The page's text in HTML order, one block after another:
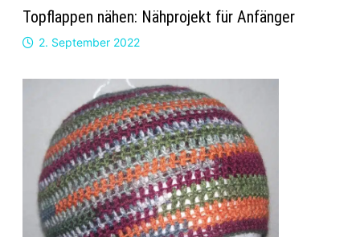
Topflappen nähen: Nähprojekt für Anfänger
2. September 2022